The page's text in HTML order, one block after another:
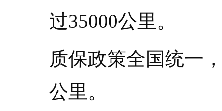
过35000公里。
质保政策全国统一
公里。